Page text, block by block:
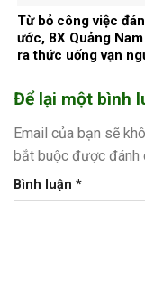
Từ bỏ công việc
ước, 8X Quảng
ra thức uống vạn
Để lại một bình
Email của bạn sẽ
bắt buộc được đánh
Bình luận *